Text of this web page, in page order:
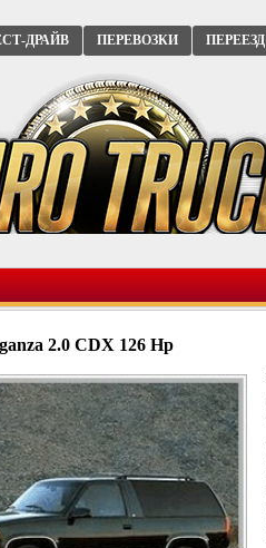
ДРАЙВ ПЕРЕВОЗКИ ПЕРЕЕЗД
2.0 CDX 126 Hp